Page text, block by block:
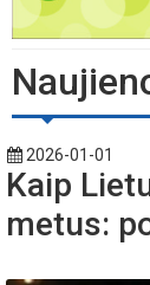
2026-01-01
Kaip
metus: